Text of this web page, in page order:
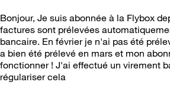
Bonjour, Je suis abonnée à la Flybox
factures sont prélevées
bancaire. En février je n'ai pas été
a bien été prélevé en mars et mon
fonctionner ! J'ai effectué un virement
régulariser cela